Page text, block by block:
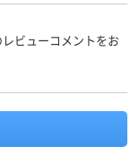
ビューコメントをお